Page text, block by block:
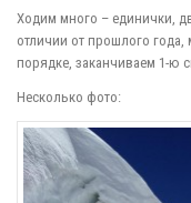
Ходим много – единички,
отличии от прошлого
порядке, заканчиваем 1-ю
Несколько фото: